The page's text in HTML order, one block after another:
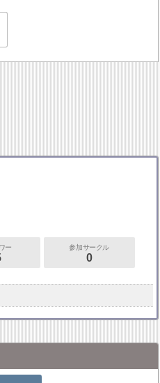
ー 参加サークル
0